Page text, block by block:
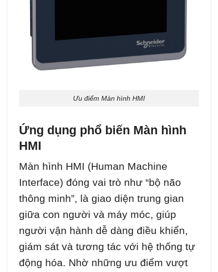
Ưu điểm Màn hình HMI
Ứng dụng phổ biến Màn hình
HMI
Màn hình HMI (Human Machine
Interface) đóng vai trò như “bộ não
thông minh”, là giao diện trung gian
giữa con người và máy móc, giúp
người vận hành dễ dàng điều khiển,
giám sát và tương tác với hệ thống tự
động hóa. Nhờ những ưu điểm vượt